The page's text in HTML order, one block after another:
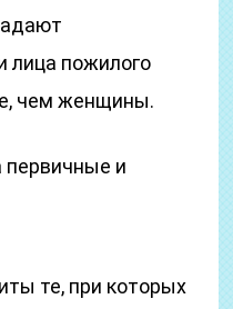
лица пожилого
чем женщины.
и
те, при которых